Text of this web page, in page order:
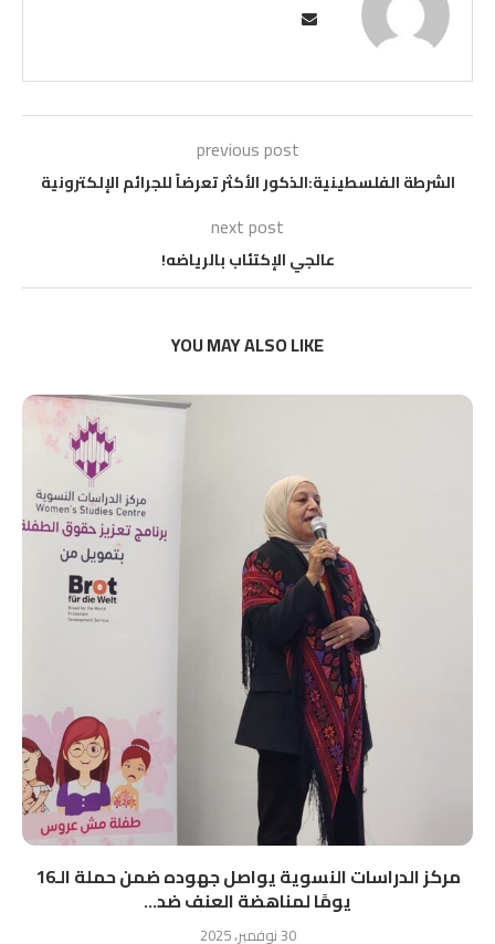
previous post
الشرطة الفلسطينية:الذكور الأكثر تعرضاً للجرائم الإلكترونية
next post
عالجي الإكتئاب بالرياضه!
YOU MAY ALSO LIKE
مركز الدراسات النسوية يواصل جهوده ضمن حملة الـ16
يومًا لمناهضة العنف ضد...
30 نوفمبر، 2025